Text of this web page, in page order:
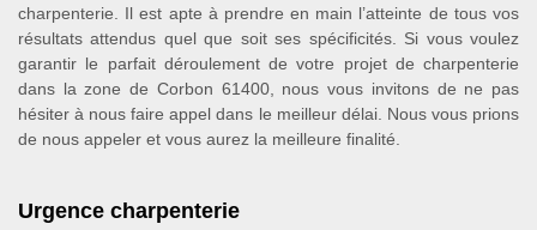
charpenterie. Il est apte à prendre en main l’atteinte de tous vos
résultats attendus quel que soit ses spécificités. Si vous voulez
garantir le parfait déroulement de votre projet de charpenterie
dans la zone de Corbon 61400, nous vous invitons de ne pas
hésiter à nous faire appel dans le meilleur délai. Nous vous prions
de nous appeler et vous aurez la meilleure finalité.
Urgence charpenterie